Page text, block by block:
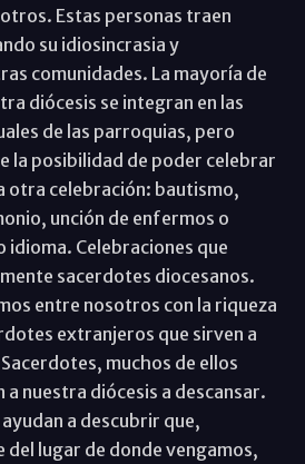
Estas personas traen
su idiosincrasia y
comunidades. La mayoría de
diócesis se integran en las
de las parroquias, pero
la posibilidad de poder celebrar
otra celebración: bautismo,
unción de enfermos o
idioma. Celebraciones que
sacerdotes diocesanos.
entre nosotros con la riqueza
extranjeros que sirven a
muchos de ellos
a nuestra diócesis a descansar.
a descubrir que,
lugar de donde vengamos,